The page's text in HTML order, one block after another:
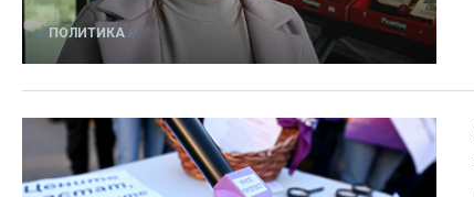
ПОЛИТИКА